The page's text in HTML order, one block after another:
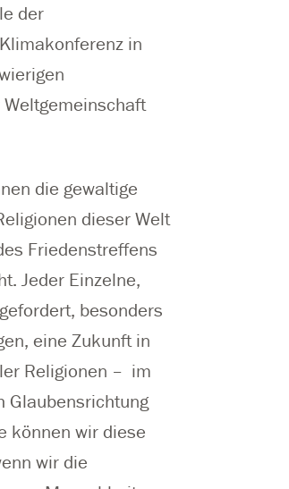
der
in
die gewaltige
dieser Welt
Friedenstreffens
Jeder Einzelne,
besonders
eine Zukunft in
Religionen – im
Glaubensrichtung
können wir diese
wir die